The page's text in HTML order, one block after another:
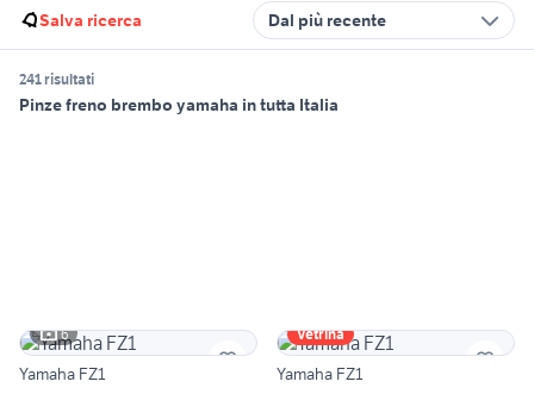
Salva ricerca Dal più recente
241 risultati
Pinze freno brembo yamaha in tutta Italia
6
Yamaha FZ1
Vetrina
Yamaha FZ1